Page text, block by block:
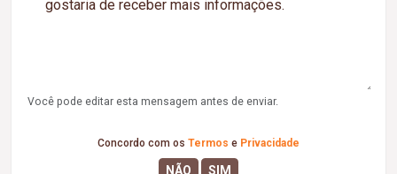
Você pode editar esta mensagem antes de enviar.
Concordo com os Termos e Privacidade